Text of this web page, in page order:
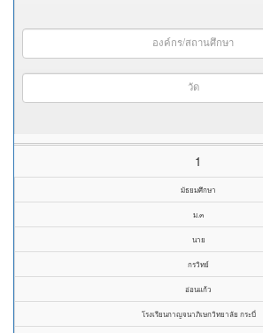
องค์กร/สถานศึกษา
วัด
1
มัธยมศึกษา
ม.๓
นาย
กรวิทย์
อ่อนแก้ว
โรงเรียนกาญจนาภิเษกวิทยาลัย กระบี่